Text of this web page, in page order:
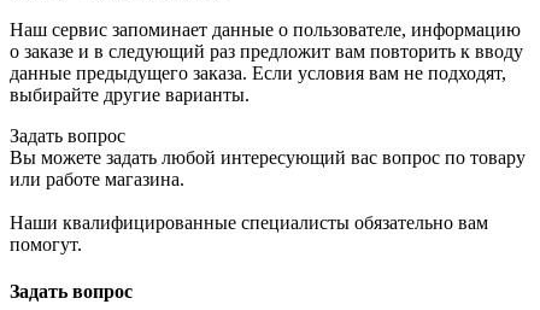
Наш сервис запоминает данные о пользователе, информацию
о заказе и в следующий раз предложит вам повторить к вводу
данные предыдущего заказа. Если условия вам не подходят,
выбирайте другие варианты.
Задать вопрос
Вы можете задать любой интересующий вас вопрос по товару
или работе магазина.
Наши квалифицированные специалисты обязательно вам
помогут.
Задать вопрос